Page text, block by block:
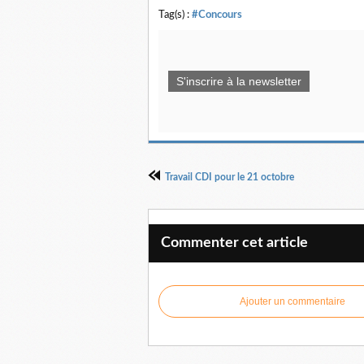
Tag(s) : #Concours
S'inscrire à la newsletter
Travail CDI pour le 21 octobre
Commenter cet article
Ajouter un commentaire